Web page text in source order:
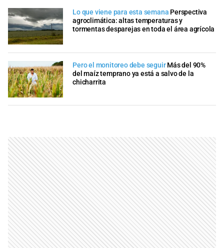
Lo que viene para esta semana Perspectiva
agroclimática: altas temperaturas y
tormentas desparejas en toda el área agrícola
Pero el monitoreo debe seguir Más del 90%
del maíz temprano ya está a salvo de la
chicharrita